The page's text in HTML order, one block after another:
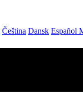
Čeština Dansk Español